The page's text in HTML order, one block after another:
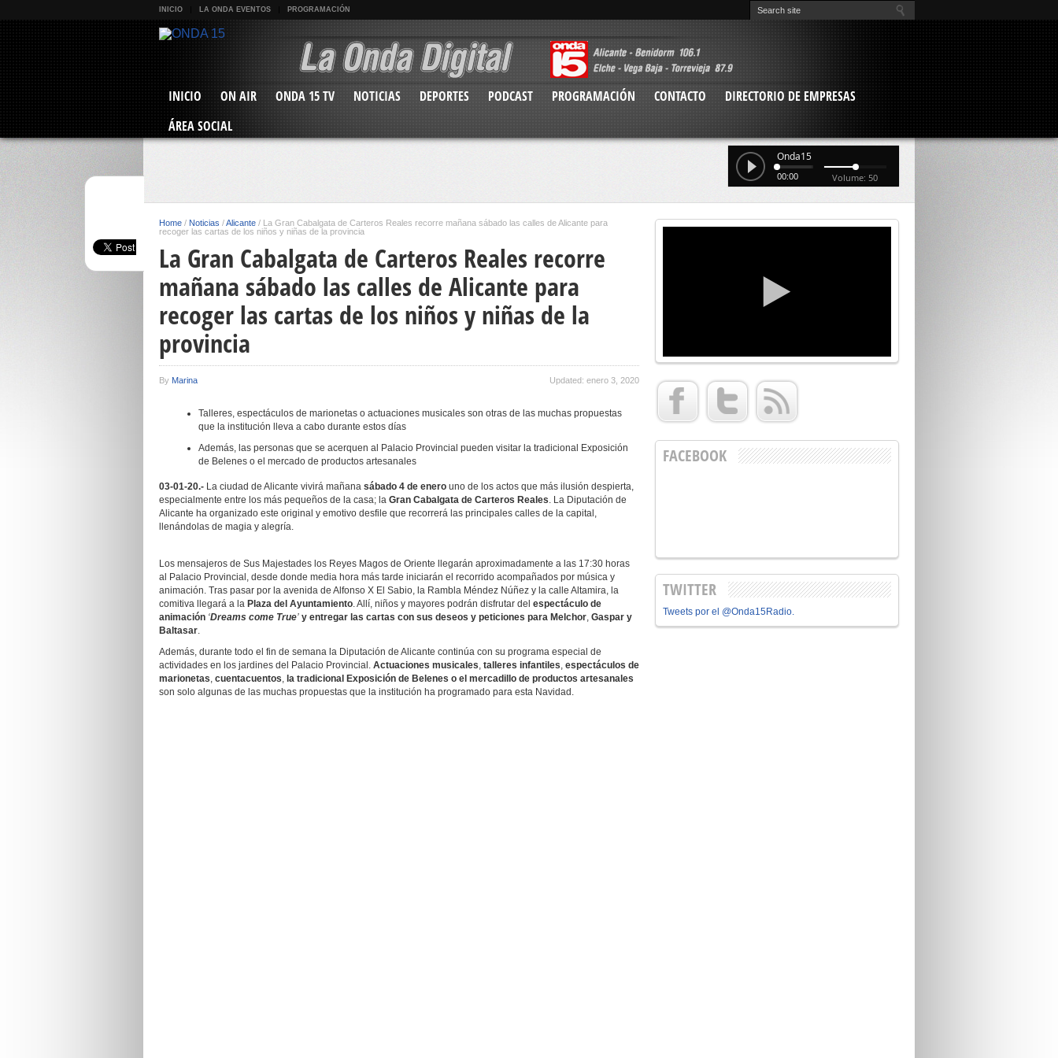
INICIO LA ONDA EVENTOS PROGRAMACIÓN
INICIO ON AIR ONDA 15 TV NOTICIAS DEPORTES PODCAST PROGRAMACIÓN CONTACTO
DIRECTORIO DE EMPRESAS
ÁREA SOCIAL
Onda15
00:00 Volume: 50
Home / Noticias /Alicante / La Gran Cabalgata de Carteros Reales recorre mañana sábado las calles de Alicante para
recoger las cartas de los niños y niñas de la provincia
La Gran Cabalgata de Carteros Reales recorre
mañana sábado las calles de Alicante para
recoger las cartas de los niños y niñas de la
provincia
By Marina Updated: enero 3, 2020
Talleres, espectáculos de marionetas o actuaciones musicales son otras de las muchas propuestas
que la institución lleva a cabo durante estos días
Además, las personas que se acerquen al Palacio Provincial pueden visitar la tradicional Exposición
de Belenes o el mercado de productos artesanales
03-01-20.- La ciudad de Alicante vivirá mañana sábado 4 de enero uno de los actos que más ilusión despierta,
especialmente entre los más pequeños de la casa; la Gran Cabalgata de Carteros Reales. La Diputación de
Alicante ha organizado este original y emotivo desfile que recorrerá las principales calles de la capital,
llenándolas de magia y alegría.
Los mensajeros de Sus Majestades los Reyes Magos de Oriente llegarán aproximadamente a las 17:30 horas
al Palacio Provincial, desde donde media hora más tarde iniciarán el recorrido acompañados por música y
animación. Tras pasar por la avenida de Alfonso X El Sabio, la Rambla Méndez Núñez y la calle Altamira, la
comitiva llegará a la Plaza del Ayuntamiento. Allí, niños y mayores podrán disfrutar del espectáculo de
animación ‘Dreams come True’ y entregar las cartas con sus deseos y peticiones para Melchor, Gaspar y
Baltasar.
Además, durante todo el fin de semana la Diputación de Alicante continúa con su programa especial de
actividades en los jardines del Palacio Provincial. Actuaciones musicales, talleres infantiles, espectáculos de
marionetas, cuentacuentos, la tradicional Exposición de Belenes o el mercadillo de productos artesanales
son solo algunas de las muchas propuestas que la institución ha programado para esta Navidad.
FACEBOOK
TWITTER
Tweets por el @Onda15Radio.